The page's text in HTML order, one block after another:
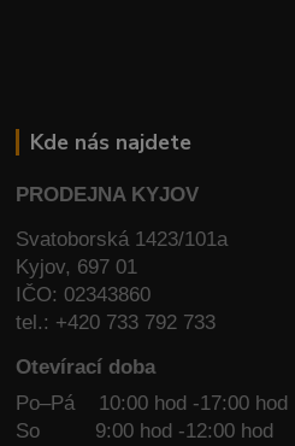
Kde nás najdete
PRODEJNA KYJOV
Svatoborská 1423/101a
Kyjov, 697 01
IČO: 02343860
tel.: +420 733 792 733
Otevírací doba
Po–Pá 10:00 hod -17:00 hod
So
9:00 hod -12:00 hod